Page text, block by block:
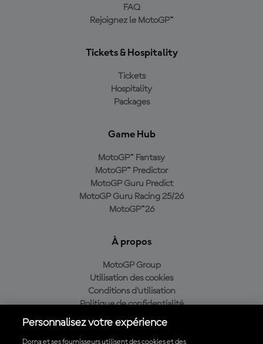
FAQ
Rejoignez le MotoGP™
Tickets & Hospitality
Tickets
Hospitality
Packages
Game Hub
MotoGP™ Fantasy
MotoGP™ Predictor
MotoGP Guru Predict
MotoGP Guru Racing 25/26
MotoGP™26
À propos
MotoGP Group
Utilisation des cookies
Conditions d'utilisation
Politique de confidentialité
Politique d’achat
Personnalisez votre expérience
Dorna et ses fournisseurs utilisent des cookies et des